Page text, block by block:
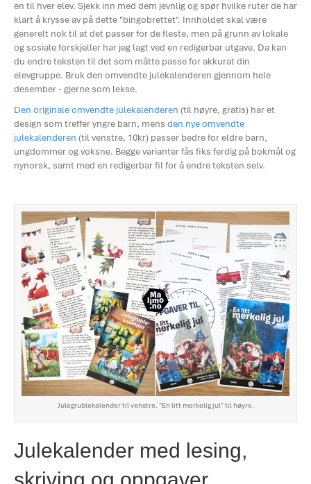
en til hver elev. Sjekk inn med dem jevnlig og spør hvilke ruter de har
klart å krysse av på dette "bingobrettet". Innholdet skal være
generelt nok til at det passer for de fleste, men på grunn av lokale
og sosiale forskjeller har jeg lagt ved en redigerbar utgave. Da kan
du endre teksten til det som måtte passe for akkurat din
elevgruppe. Bruk den omvendte julekalenderen gjennom hele
desember - gjerne som lekse.
Den originale omvendte julekalenderen (til høyre, gratis) har et
design som treffer yngre barn, mens den nye omvendte
julekalenderen (til venstre, 10kr) passer bedre for eldre barn,
ungdommer og voksne. Begge varianter fås fiks ferdig på bokmål og
nynorsk, samt med en redigerbar fil for å endre teksten selv.
Julegrublekalender til venstre. "En litt merkelig jul" til høyre.
Julekalender med lesing,